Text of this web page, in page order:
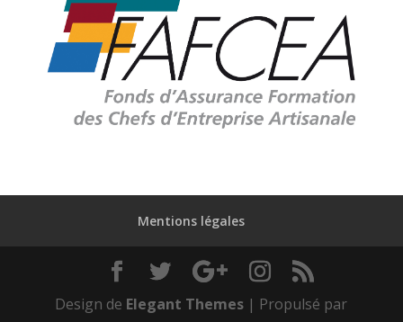
Mentions légales
Design de Elegant Themes | Propulsé par